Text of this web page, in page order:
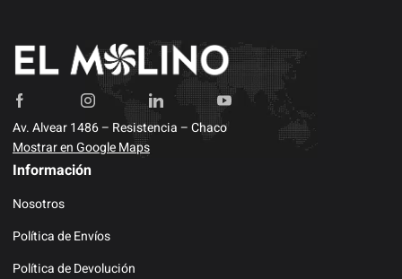
Av. Alvear 1486 – Resistencia – Chaco
Mostrar en Google Maps
Información
Nosotros
Política de Envíos
Política de Devolución